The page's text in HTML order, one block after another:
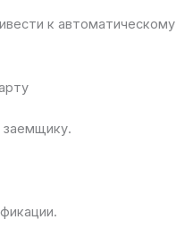
к автоматическому